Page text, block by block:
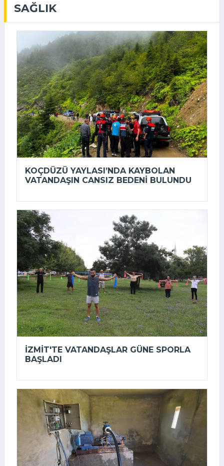
SAĞLIK
KOÇDÜZÜ YAYLASI’NDA KAYBOLAN
VATANDAŞIN CANSIZ BEDENI BULUNDU
İZMIT'TE VATANDAŞLAR GÜNE SPORLA
BAŞLADI